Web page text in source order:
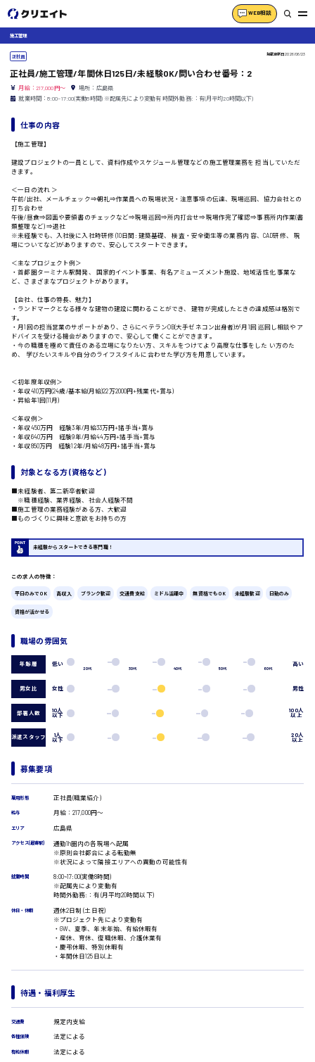
WEB相談
組立、加工
製造オペレーター
検品・包装・箱詰め
ピッキング・仕分け
軽作業
フォークリフト
介護職
看護助手
看護師
オフィスワーク系
貿易事務
データ入力
総務事務
営業事務
受付事務
医療事務
DTPオペレーター
CADオペレーター
WEBデザイナー
システムエンジニア
カスタマーエンジニア
ラウンダー営業
ルート営業
施設管理・整備
清掃
施工管理
自動車整備士
配送・ドライバー
広島市中区
広島市東区
広島市南区
広島市安佐南区
広島市安佐北区
呉市
東広島市
時給1200円～
時給1300円～
時給制すべて
日給8000円～
施工管理
正社員 掲載更新日2026/06/23
正社員/施工管理/年間休日125日/未経験OK/問い合わせ番号：2
月給：217,000円～
場所：広島県
就業時間：8:00~17:00(実働8時間) ※配属先により変動有 時間外勤務:：有(月平均20時間以下)
仕事の内容
【施工管理】
建設プロジェクトの一員として、資料作成やスケジュール管理などの施工管理業務を 担当していただ
きます。
＜一日の流れ ＞
午前/出社、メールチェック⇒朝礼⇒作業員への現場状況・注意事項の伝達、現場巡回、協力会社との
打ち合わせ
午後/昼食⇒図面や要領書のチェックなど⇒現場巡回⇒所内打合せ⇒現場作完了確認⇒事務所内作業(書
類整理など) ⇒退社
※未経験でも、入社後に入社時研修 (10日間: 建築基礎、 検査・安全衛生等の業務内 容、CAD研修、 現
場についてなど)がありますので、安心してスタートできます。
＜主なプロジェクト例＞
・首都圏ターミナル駅開発、 国家的イベント事業、有名アミューズメント施設、地域活性化 事業な
ど、さまざまなプロジェクトがあります。
【会社、仕事の特長、魅力】
・ランドマークとなる様々な建物の建設に関わることができ、 建物が完成したときの達成感は格別で
す。
・月1回の担当営業のサポートがあり、さらにベテランOB(大手ゼネコン出身者)が月1回 巡回し相談やア
ドバイスを受ける機会がありますので、安心して働くことができます。
・今の職種を極めて責任のある立場になりたい方、スキルをつけてより高度な仕事をした い方のた
め、 学びたいスキルや自分のライフスタイルに合わせた学び方を用意しています。
＜初年度年収例＞
・年収410万円(24歳/基本給(月給)22万2000円+残業代+賞与)
・昇給年1回(11月)
＜年収例＞
・年収450万円 経験3年/月給33万円+諸手当+賞与
・年収640万円 経験9年/月給44万円+諸手当+賞与
・年収850万円 経験12年/月給48万円+諸手当+賞与
対象となる方 (資格など)
■未経験者、第二新卒者歓迎
※職種経験、業界経験、社会人経験不問
■施工管理の業務経験がある方、大歓迎
■ものづくりに興味と意欲をお持ちの方
未経験からスタートできる専門職！
この求人の特徴：
平日のみでOK 高収入 ブランク歓迎 交通費支給 ミドル活躍中 無資格でもOK 未経験歓迎 日勤のみ
資格が活かせる
職場の雰囲気
年齢層 低い
20代 30代 40代 50代 60代
高い
男女比 女性 男性
部署人数 10人
以下
100人
以上
派遣スタッフ 1人
以下
20人
以上
募集要項
雇用形態 正社員(職業紹介)
給与 月給：217,000円～
エリア 広島県
アクセス(最寄駅)
通勤1h圏内の各現場へ配属
※原則会社都合による転勤無
※状況によって隣接エリアへの異動の可能性有
就業時間
8:00~17:00(実働8時間)
※配属先により変動有
時間外勤務:：有(月平均20時間以下)
休日・休暇
週休2日制 (土日祝)
※プロジェクト先により変動有
・GW、夏季、年末年始、有給休暇有
・産休、育休、復職休暇、介護休業有
・慶弔休暇、特別休暇有
・年間休日125日以上
待遇・福利厚生
交通費 規定内支給
各種保険 法定による
有給休暇 法定による